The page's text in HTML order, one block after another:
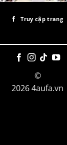
Truy cập trang
©
2026 4aufa.vn